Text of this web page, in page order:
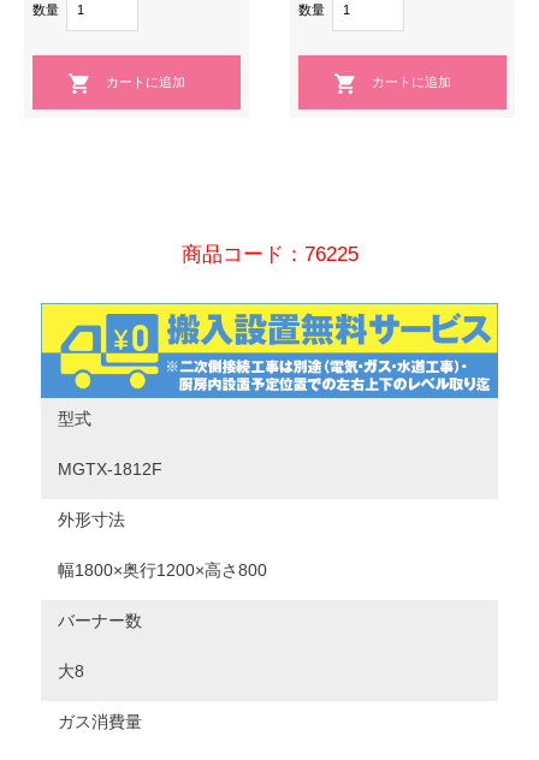
数量 数量
商品コード：76225
型式
MGTX-1812F
外形寸法
幅1800×奥行1200×高さ800
バーナー数
大8
ガス消費量